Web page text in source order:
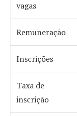
vagas
Remuneração
Inscrições
Taxa de
inscrição